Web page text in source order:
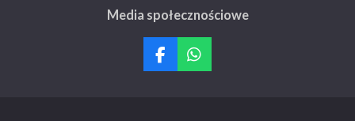
Media społecznościowe
F
a
W
h